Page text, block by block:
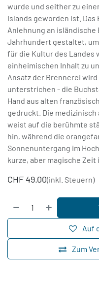
wurde und seither zu
Islands geworden ist.
Anlehnung an isländische
Jahrhundert gestaltet,
für die Kultur des Landes
einheimischen Inhalt zu
Ansatz der Brennerei
unterstrichen - die
Hand aus alten
gedruckt. Die medizinisch
weist auf die berühmte
hin, während die
Sonnenuntergang im
kurze, aber magische Zeit
CHF 49.00(inkl. Steuern)
Zum
Auf